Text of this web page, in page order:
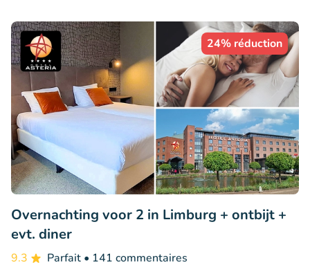
24% réduction
Overnachting voor 2 in Limburg + ontbijt +
evt. diner
9.3 Parfait • 141 commentaires